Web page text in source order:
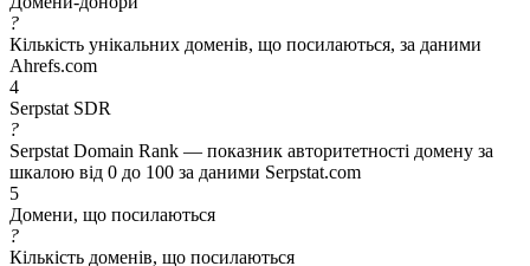
?
Кількість унікальних доменів, що посилаються, за даними
Ahrefs.com
4
Serpstat SDR
?
Serpstat Domain Rank — показник авторитетності домену за
шкалою від 0 до 100 за даними Serpstat.com
5
Домени, що посилаються
?
Кількість доменів, що посилаються